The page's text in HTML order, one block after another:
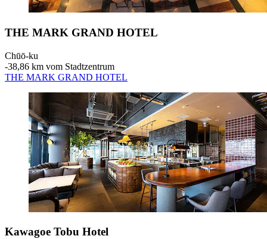
THE MARK GRAND HOTEL
Chūō-ku
‐38,86 km vom Stadtzentrum
THE MARK GRAND HOTEL
Kawagoe Tobu Hotel